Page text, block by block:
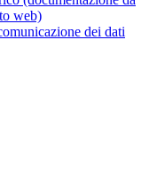
web)
dei dati